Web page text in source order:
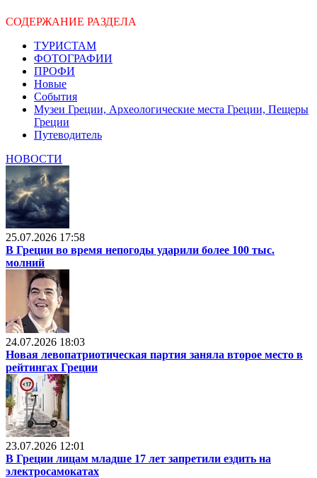
СОДЕРЖАНИЕ РАЗДЕЛА
ТУРИСТАМ
ФОТОГРАФИИ
ПРОФИ
Новые
События
Музеи Греции, Археологические места Греции, Пещеры
Греции
Путеводитель
НОВОСТИ
25.07.2026 17:58
В Греции во время непогоды ударили более 100 тыс.
молний
24.07.2026 18:03
Новая левопатриотическая партия заняла второе место в
рейтингах Греции
23.07.2026 12:01
В Греции лицам младше 17 лет запретили ездить на
электросамокатах